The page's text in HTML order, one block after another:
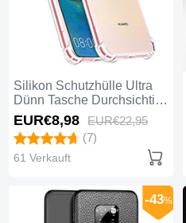
Silikon Schutzhülle Ultra
Dünn Tasche Durchsichtig
Transparent K07 für
Huawei Mate 20 Klar
EUR€8,98 EUR€22,95
(7)
61 Verkauft
-43%